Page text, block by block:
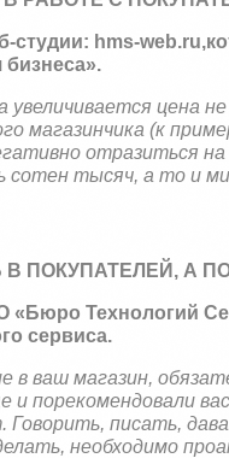
студии: hms-web.ru,
увеличивается цена
магазинчика (к
отразиться
тысяч, а то и
ПОКУПАТЕЛЕЙ, А
«Бюро Технологий
сервиса.
ваш магазин,
порекомендовали
писать,
необходимо